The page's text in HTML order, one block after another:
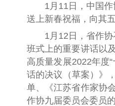
1月11日，中国
送上新春祝福 ， 向其
1月12日 ，省作协
班式上的重要讲话以
高质量发展2022年度
话的决议（草案）》
，
单、 《江苏省作家协
作协九届委员会委员